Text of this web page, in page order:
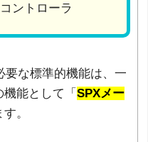
ントローラ
要な標準的機能は、一
能として「 SPXメー
。